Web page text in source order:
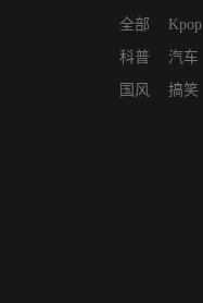
全部
科普
国风
Kpop
汽车
搞笑